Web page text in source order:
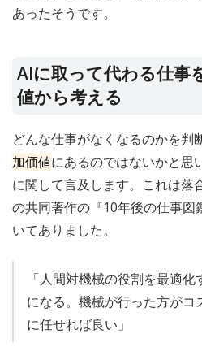
あったそうです。
AIに取って代わる仕事
値から考える
どんな仕事がなくなるのかを判
加価値にあるのではないかと思
に関して言及します。これは落
の共同著作の『10年後の仕事
いてありました。
「人間対機械の役割を最適
になる。機械が行った方が
に任せれば良い」